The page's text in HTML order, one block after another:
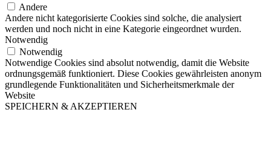
Andere
Andere nicht kategorisierte Cookies sind solche, die analysiert
werden und noch nicht in eine Kategorie eingeordnet wurden.
Notwendig
Notwendig
Notwendige Cookies sind absolut notwendig, damit die Website
ordnungsgemäß funktioniert. Diese Cookies gewährleisten anonym
grundlegende Funktionalitäten und Sicherheitsmerkmale der
Website
SPEICHERN & AKZEPTIEREN